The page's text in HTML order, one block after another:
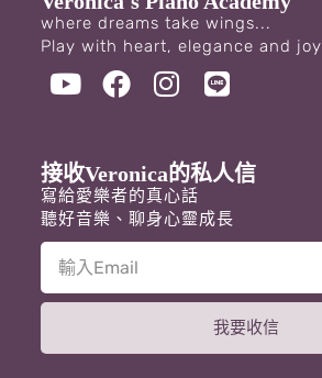
where dreams take wings...
Play with heart, elegance and joy
接收Veronica的私人信
寫給愛樂者的真心話
聽好音樂、聊身心靈成長
我要收信